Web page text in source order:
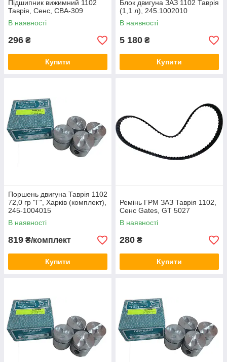
Підшипник вижимний 1102
Таврія, Сенс, CBA-309
В наявності
296 ₴
Купити
Блок двигуна ЗАЗ 1102 Таврія
(1,1 л), 245.1002010
В наявності
5 180 ₴
Купити
Поршень двигуна Таврія 1102
72,0 гр "Г", Харків (комплект),
245-1004015
В наявності
819 ₴/комплект
Купити
Ремінь ГРМ ЗАЗ Таврія 1102,
Сенс Gates, GT 5027
В наявності
280 ₴
Купити